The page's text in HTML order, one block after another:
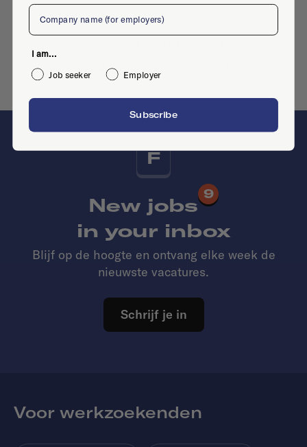
Want to add your company?
F
New jobs
9
in your inbox
Blijf op de hoogte en ontvang elke week de
nieuwste vacatures.
Schrijf je in
Voor werkzoekenden
Company
I am...
Job seeker
Employer
Subscribe